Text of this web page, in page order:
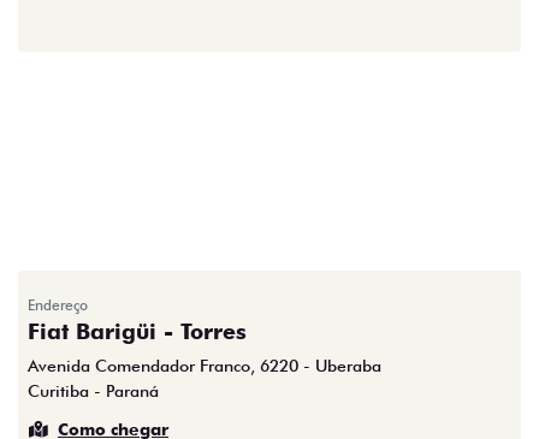
Endereço
Fiat Barigüi - Torres
Avenida Comendador Franco, 6220 - Uberaba
Curitiba - Paraná
Como chegar